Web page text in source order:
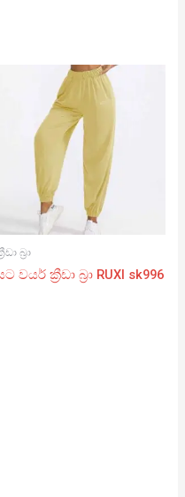
බ්‍රා
වයර් ක්‍රීඩා බ්‍රා RUXI sk996